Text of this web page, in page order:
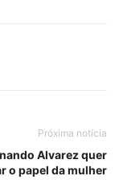
Próxima notícia
Alvarez quer
o papel da mulher